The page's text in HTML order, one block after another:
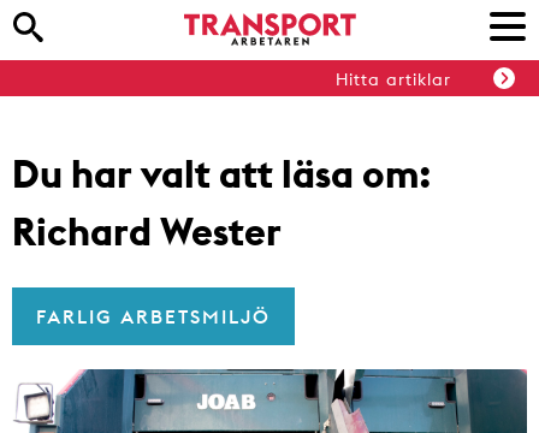
Hitta artiklar
Du har valt att läsa om:
Richard Wester
FARLIG ARBETSMILJÖ